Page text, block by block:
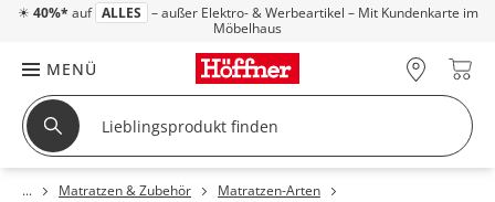
☀ 40%* auf ALLES – außer Elektro- & Werbeartikel – Mit Kundenkarte im
Möbelhaus
MENÜ
Matratzen & Zubehör Matratzen-Arten